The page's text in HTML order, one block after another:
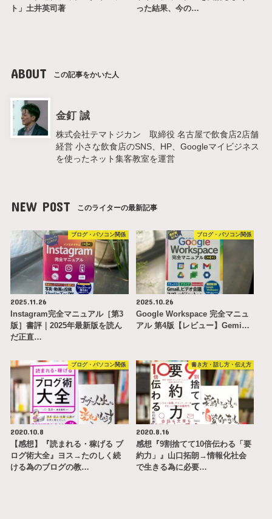
ト」土井英司著
った結果、今の…
ABOUT この記事をかいた人
金釘 誠
株式会社テマトジカン 取締役 名古屋で飲食店2店舗
経営 小さな飲食店のSNS、HP、Googleマイビジネス
を使ったネット集客教室を運営
NEW POST このライターの最新記事
ブログ・パソコン関係
2025.11.26
Instagram完全マニュアル［第3
版］書評｜2025年最新版を読ん
だ正直…
ブログ・パソコン関係
2025.10.26
Google Workspace 完全マニュ
アル 第4版【レビュー】Gemi…
ブログ・パソコン関係
2020.10.8
【感想】『読まれる・稼げる ブ
ログ術大全』ヨス→たのしく続
ける為のブログの教…
書き方・話し方・伝え方
2020.8.16
感想『9割捨てて10倍伝わる「要
約力」』山口拓朗→情報化社会
で生きる為に必要…